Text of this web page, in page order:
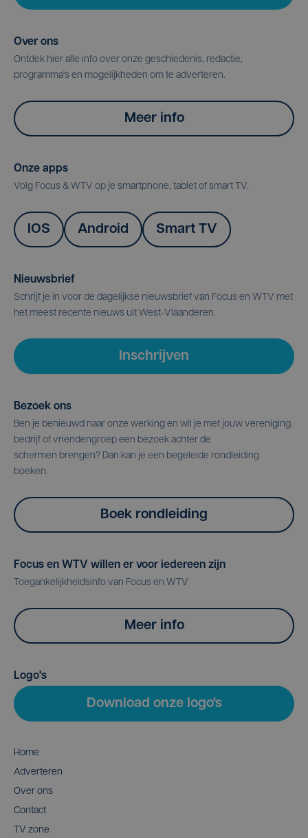
Over ons
Ontdek hier alle info over onze geschiedenis, redactie,
programma's en mogelijkheden om te adverteren.
Meer info
Onze apps
Volg Focus & WTV op je smartphone, tablet of smart TV.
IOS Android Smart TV
Nieuwsbrief
Schrijf je in voor de dagelijkse nieuwsbrief van Focus en WTV met
het meest recente nieuws uit West-Vlaanderen.
Inschrijven
Bezoek ons
Ben je benieuwd naar onze werking en wil je met jouw vereniging,
bedrijf of vriendengroep een bezoek achter de
schermen brengen? Dan kan je een begeleide rondleiding
boeken.
Boek rondleiding
Focus en WTV willen er voor iedereen zijn
Toegankelijkheidsinfo van Focus en WTV
Meer info
Logo's
Download onze logo's
Home
Adverteren
Over ons
Contact
TV zone